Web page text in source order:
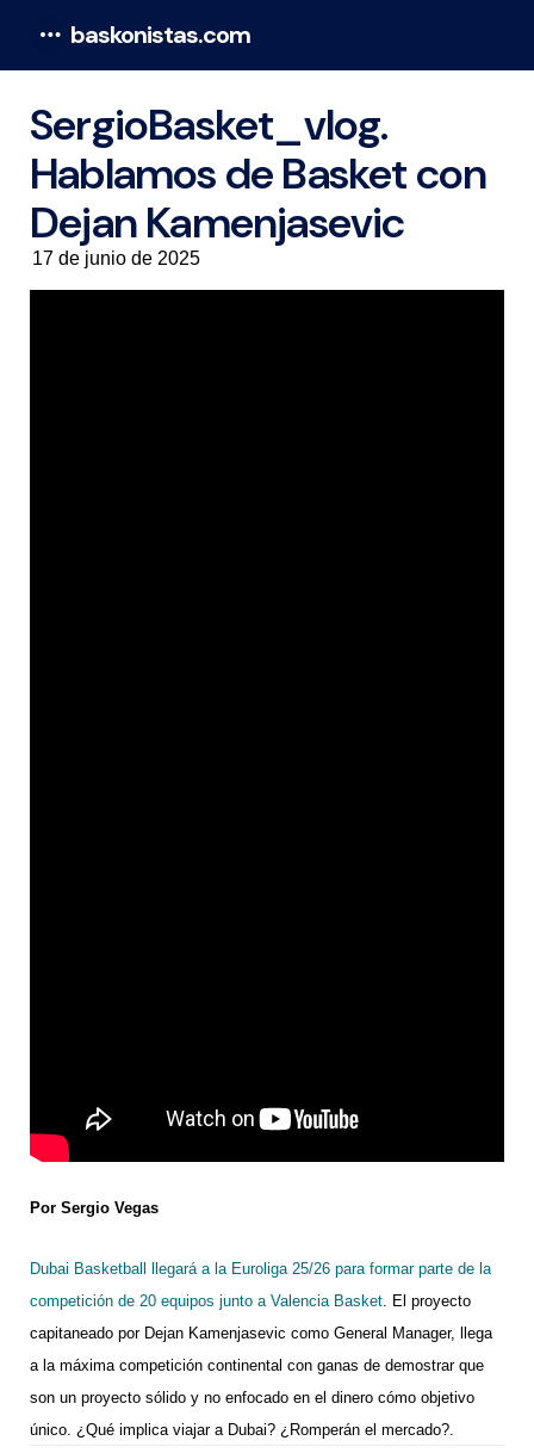
baskonistas.com
SergioBasket_vlog.
Hablamos de Basket con
Dejan Kamenjasevic
17 de junio de 2025
Por Sergio Vegas
Dubai Basketball llegará a la Euroliga 25/26 para formar parte de la
competición de 20 equipos junto a Valencia Basket . El proyecto
capitaneado por Dejan Kamenjasevic como General Manager, llega
a la máxima competición continental con ganas de demostrar que
son un proyecto sólido y no enfocado en el dinero cómo objetivo
único. ¿Qué implica viajar a Dubai? ¿Romperán el mercado?.